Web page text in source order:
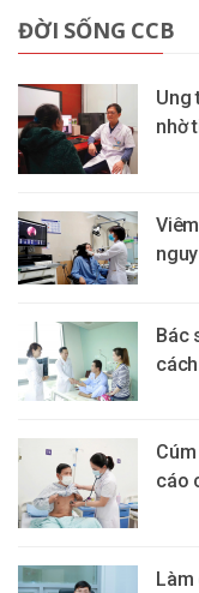
ĐỜI SỐNG CCB
Ung
nhờ
Bác
cáo